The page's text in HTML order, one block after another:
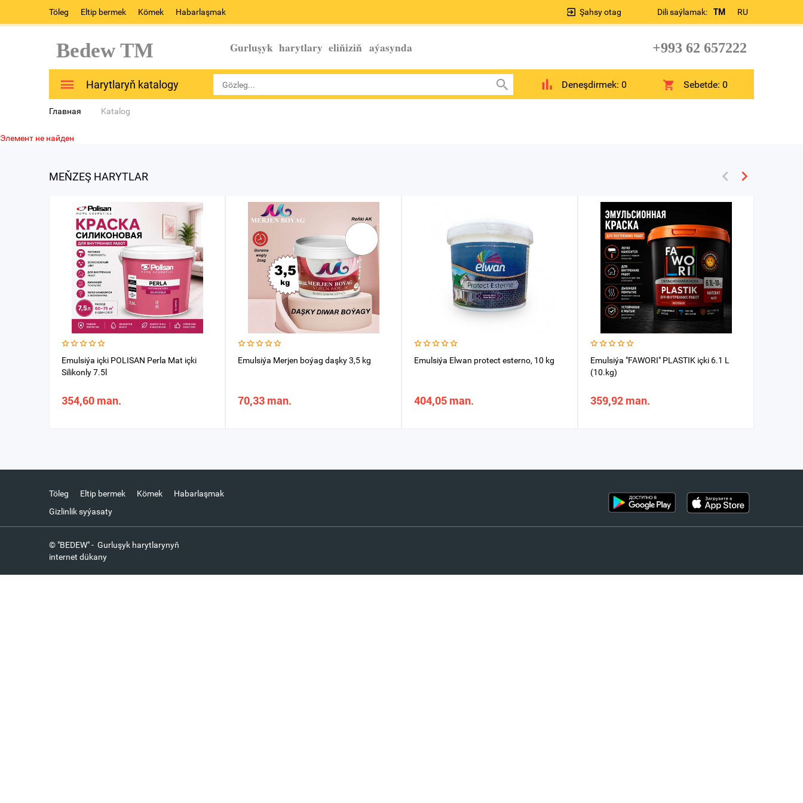
Töleg Eltip bermek Kömek Habarlaşmak Dili saýlamak: TM RU
Şahsy otag
Bedew TM Gurluşyk harytlary eliňiziň aýasynda +993 62 657222
Harytlaryň katalogy Deneşdirmek: 0 Sebetde:0
Главная Katalog
Элемент не найден
MEŇZEŞ HARYTLAR
Emulsiýa içki POLISAN Perla Mat içki
Silikonly 7.5l
354,60 man.
Emulsiýa Merjen boýag daşky 3,5 kg
70,33 man.
Emulsiýa Elwan protect esterno, 10 kg
404,05 man.
Emulsiýa "FAWORI" PLASTIK içki 6.1 L
(10.kg)
359,92 man.
Töleg Eltip bermek Kömek
Habarlaşmak
Gizlinlik syýasaty
© "BEDEW" - Gurluşyk harytlarynyň
internet dükany